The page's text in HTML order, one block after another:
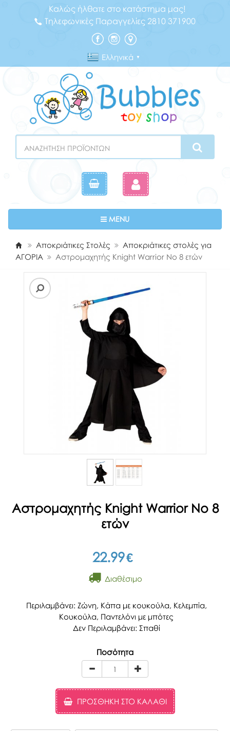
Καλώς ήλθατε στο κατάστημα μας!
Τηλεφωνικές Παραγγελίες 2810 371900
Ελληνικά ▼
MENUToggle navigation
Αποκριάτικες Στολές
Αποκριάτικες στολές για
ΑΓΟΡΙΑ
Αστρομαχητής Knight Warrior Νο 8 ετών
Αστρομαχητής Knight Warrior Νο 8
ετών
22.99€
Διαθέσιμο
Περιλαμβάνει: Ζώνη, Κάπα με κουκούλα, Κελεμπία,
Κουκούλα, Παντελόνι με μπότες
Δεν Περιλαμβάνει: Σπαθί
Ποσότητα
ΠΡΟΣΘΉΚΗ ΣΤΟ ΚΑΛΆΘΙ